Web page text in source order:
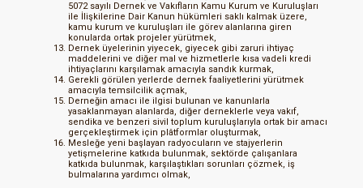
5072 sayılı Dernek ve Vakıfların Kamu Kurum ve Kuruluşları
ile İlişkilerine Dair Kanun hükümleri saklı kalmak üzere,
kamu kurum ve kuruluşları ile görev alanlarına giren
konularda ortak projeler yürütmek,
Dernek üyelerinin yiyecek, giyecek gibi zaruri ihtiyaç
maddelerini ve diğer mal ve hizmetlerle kısa vadeli kredi
ihtiyaçlarını karşılamak amacıyla sandık kurmak,
Gerekli görülen yerlerde dernek faaliyetlerini yürütmek
amacıyla temsilcilik açmak,
Derneğin amacı ile ilgisi bulunan ve kanunlarla
yasaklanmayan alanlarda, diğer derneklerle veya vakıf,
sendika ve benzeri sivil toplum kuruluşlarıyla ortak bir amacı
gerçekleştirmek için plâtformlar oluşturmak,
Mesleğe yeni başlayan radyocuların ve stajyerlerin
yetişmelerine katkıda bulunmak, sektörde çalışanlara
katkıda bulunmak, karşılaştıkları sorunları çözmek, iş
bulmalarına yardımcı olmak,